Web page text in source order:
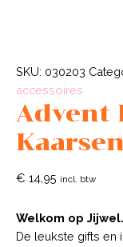
SKU: 030203
accessoires
Advent
€ 14,95 incl. btw
Welkom op
De leukste gifts